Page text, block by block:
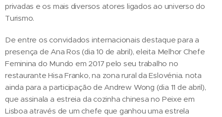
privadas e os mais diversos atores ligados ao universo do
Turismo.
De entre os convidados internacionais destaque para a
presença de Ana Ros (dia 10 de abril), eleita Melhor Chefe
Feminina do Mundo em 2017 pelo seu trabalho no
restaurante Hisa Franko, na zona rural da Eslovénia. nota
ainda para a participação de Andrew Wong (dia 11 de abril),
que assinala a estreia da cozinha chinesa no Peixe em
Lisboa através de um chefe que ganhou uma estrela